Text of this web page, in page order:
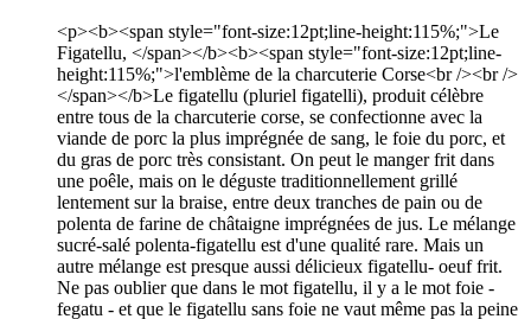
<p><b><span style="font-size:12pt;line-height:115%;">Le
Figatellu, </span></b><b><span style="font-size:12pt;line-
height:115%;">l'emblème de la charcuterie Corse<br /><br />
</span></b>Le figatellu (pluriel figatelli), produit célèbre
entre tous de la charcuterie corse, se confectionne avec la
viande de porc la plus imprégnée de sang, le foie du porc, et
du gras de porc très consistant. On peut le manger frit dans
une poêle, mais on le déguste traditionnellement grillé
lentement sur la braise, entre deux tranches de pain ou de
polenta de farine de châtaigne imprégnées de jus. Le mélange
sucré-salé polenta-figatellu est d'une qualité rare. Mais un
autre mélange est presque aussi délicieux figatellu- oeuf frit.
Ne pas oublier que dans le mot figatellu, il y a le mot foie -
fegatu - et que le figatellu sans foie ne vaut même pas la peine